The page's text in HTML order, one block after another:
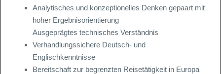
Analytisches und konzeptionelles Denken gepaart mit
hoher Ergebnisorientierung
Ausgeprägtes technisches Verständnis
Verhandlungssichere Deutsch- und
Englischkenntnisse
Bereitschaft zur begrenzten Reisetätigkeit in Europa